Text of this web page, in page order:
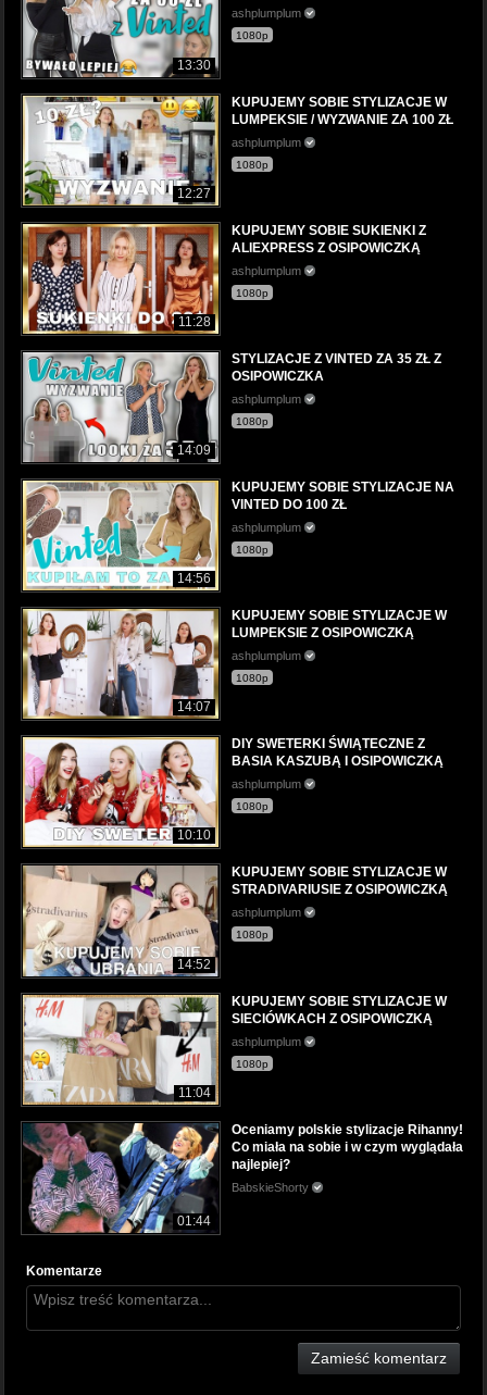
13:30
ashplumplum
1080p
12:27
KUPUJEMY SOBIE STYLIZACJE W
LUMPEKSIE / WYZWANIE ZA 100 ZŁ
ashplumplum
1080p
11:28
KUPUJEMY SOBIE SUKIENKI Z
ALIEXPRESS Z OSIPOWICZKĄ
ashplumplum
1080p
14:09
STYLIZACJE Z VINTED ZA 35 ZŁ Z
OSIPOWICZKA
ashplumplum
1080p
14:56
KUPUJEMY SOBIE STYLIZACJE NA
VINTED DO 100 ZŁ
ashplumplum
1080p
14:07
KUPUJEMY SOBIE STYLIZACJE W
LUMPEKSIE Z OSIPOWICZKĄ
ashplumplum
1080p
10:10
DIY SWETERKI ŚWIĄTECZNE Z
BASIA KASZUBĄ I OSIPOWICZKĄ
ashplumplum
1080p
14:52
KUPUJEMY SOBIE STYLIZACJE W
STRADIVARIUSIE Z OSIPOWICZKĄ
ashplumplum
1080p
11:04
KUPUJEMY SOBIE STYLIZACJE W
SIECIÓWKACH Z OSIPOWICZKĄ
ashplumplum
1080p
01:44
Oceniamy polskie stylizacje Rihanny!
Co miała na sobie i w czym wyglądała
najlepiej?
BabskieShorty
Komentarze
Zamieść komentarz